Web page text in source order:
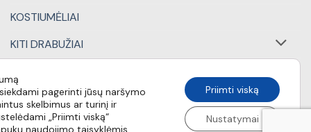
KOSTIUMĖLIAI
KITI DRABUŽIAI
SPECIALŪS PASIŪLYMAI
pagerinti jūsų naršymo
skelbimus ar turinį ir
„Priimti viską“
naudojimo taisyklėmis.
Priimti viską
Nustatymai